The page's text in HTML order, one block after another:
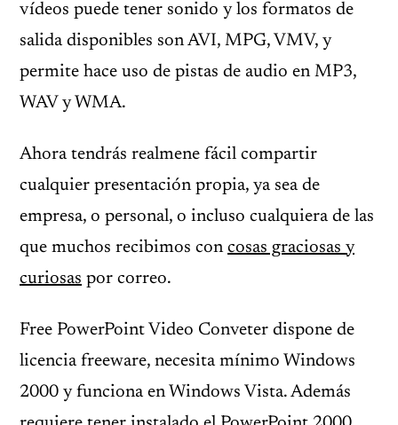
vídeos puede tener sonido y los formatos de
salida disponibles son AVI, MPG, VMV, y
permite hace uso de pistas de audio en MP3,
WAV y WMA.
Ahora tendrás realmene fácil compartir
cualquier presentación propia, ya sea de
empresa, o personal, o incluso cualquiera de las
que muchos recibimos con cosas graciosas y
curiosas por correo.
Free PowerPoint Video Conveter dispone de
licencia freeware, necesita mínimo Windows
2000 y funciona en Windows Vista. Además